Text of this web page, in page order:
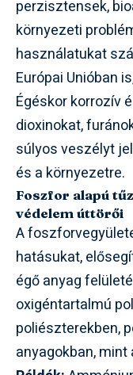
perzisztensek,
környezeti
használatukat
Európai Unióban
Égéskor korrozív
dioxinokat,
súlyos veszélyt
és a környezetre.
Foszfor alapú
védelem úttörői
A
hatásukat,
égő anyag
oxigéntartalmú
poliészterekben,
anyagokban,